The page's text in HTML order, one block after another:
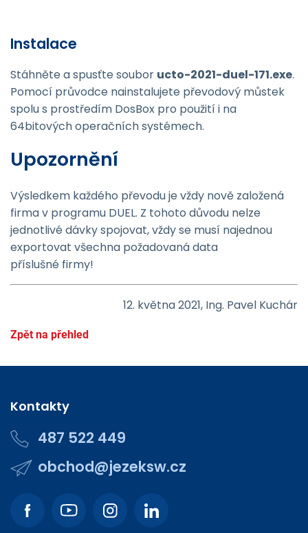
Instalace
Stáhněte a spusťte soubor ucto-2021-duel-171.exe.
Pomocí průvodce nainstalujete převodový můstek
spolu s prostředím DosBox pro použití i na
64bitových operačních systémech.
Upozornění
Výsledkem každého převodu je vždy nově založená
firma v programu DUEL. Z tohoto důvodu nelze
jednotlivé dávky spojovat, vždy se musí najednou
exportovat všechna požadovaná data
příslušné firmy!
12. května 2021, Ing. Pavel Kuchár
Zpět na přehled
Kontakty
487 522 449
obchod@jezeksw.cz